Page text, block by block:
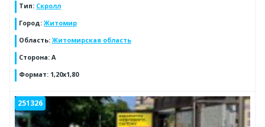
Тип: Скролл
Город: Житомир
Область: Житомирская область
Сторона: А
Формат: 1,20х1,80
251326